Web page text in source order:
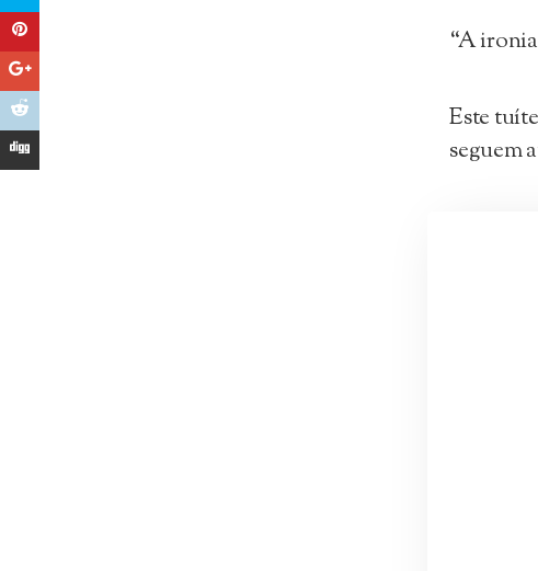
“A
Este
seguem